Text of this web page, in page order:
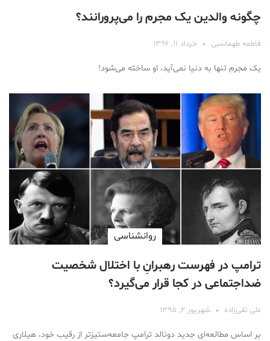
چگونه والدین یک مجرم را می‌پرورانند؟
فاطمه طهماسبی خرداد ۱۱, ۱۳۹۶
یک مجرم تنها به دنیا نمی‌آید، او ساخته می‌شود!
روانشناسی
ترامپ در فهرست رهبرانِ با اختلال شخصیت
ضداجتماعی در کجا قرار می‌گیرد؟
علی تقی‌زاده شهریور ۲, ۱۳۹۵
بر اساس مطالعه‌ای جدید دونالد ترامپ جامعه‌ستیزتر از رقیب خود، هیلاری